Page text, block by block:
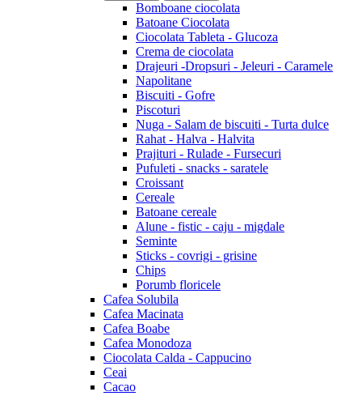
Bomboane ciocolata
Batoane Ciocolata
Ciocolata Tableta - Glucoza
Crema de ciocolata
Drajeuri -Dropsuri - Jeleuri - Caramele
Napolitane
Biscuiti - Gofre
Piscoturi
Nuga - Salam de biscuiti - Turta dulce
Rahat - Halva - Halvita
Prajituri - Rulade - Fursecuri
Pufuleti - snacks - saratele
Croissant
Cereale
Batoane cereale
Alune - fistic - caju - migdale
Seminte
Sticks - covrigi - grisine
Chips
Porumb floricele
Cafea Solubila
Cafea Macinata
Cafea Boabe
Cafea Monodoza
Ciocolata Calda - Cappucino
Ceai
Cacao